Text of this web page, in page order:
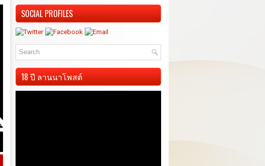
SOCIAL PROFILES
18 ปี ลานนาโพสต์